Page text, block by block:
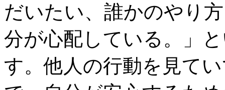
だいたい、誰かのやり
分が心配している。」
す。他人の行動を見て